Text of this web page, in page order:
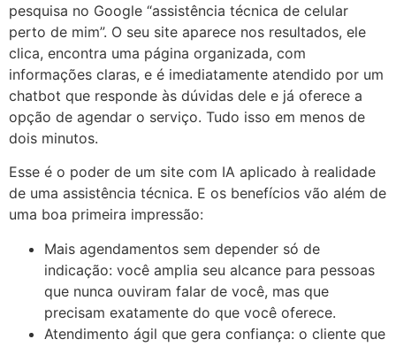
pesquisa no Google “assistência técnica de celular
perto de mim”. O seu site aparece nos resultados, ele
clica, encontra uma página organizada, com
informações claras, e é imediatamente atendido por um
chatbot que responde às dúvidas dele e já oferece a
opção de agendar o serviço. Tudo isso em menos de
dois minutos.
Esse é o poder de um site com IA aplicado à realidade
de uma assistência técnica. E os benefícios vão além de
uma boa primeira impressão:
Mais agendamentos sem depender só de
indicação: você amplia seu alcance para pessoas
que nunca ouviram falar de você, mas que
precisam exatamente do que você oferece.
Atendimento ágil que gera confiança: o cliente que